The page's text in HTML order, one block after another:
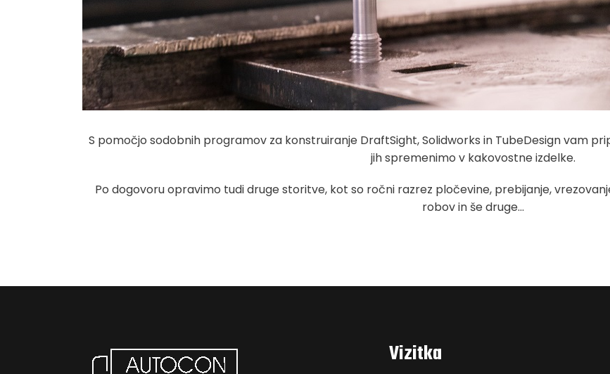
S pomočjo sodobnih programov za konstruiranje DraftSight, Solidworks in TubeDesign vam
jih spremenimo v kakovostne izdelke.
Po dogovoru opravimo tudi druge storitve, kot so ročni razrez pločevine, prebijanje,
robov in še druge…
Vizitka